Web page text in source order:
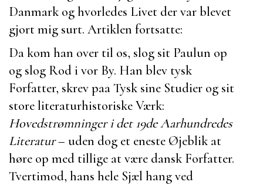
Danmark og hvorledes Livet der var blevet
gjort mig surt. Artiklen fortsatte:
Da kom han over til os, slog sit Paulun op
og slog Rod i vor By. Han blev tysk
Forfatter, skrev paa Tysk sine Studier og sit
store literaturhistoriske Værk:
Hovedstrømninger i det 19de Aarhundredes
Literatur– uden dog et eneste Øjeblik at
høre op med tillige at være dansk Forfatter.
Tvertimod, hans hele Sjæl hang ved